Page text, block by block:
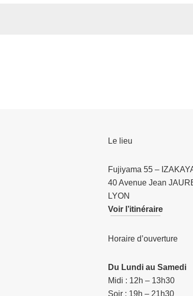
Le lieu
Fujiyama 55 –
40 Avenue Jean
LYON
Voir l’itinéraire
Horaire d’ouverture
Du Lundi au Samedi
Midi : 12h – 13h30
Soir : 19h – 21h30